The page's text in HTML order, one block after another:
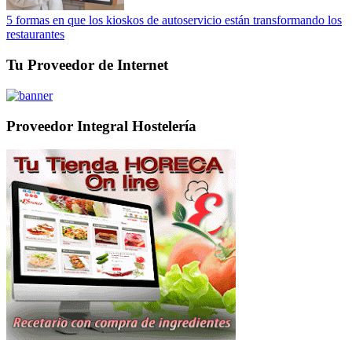
5 formas en que los kioskos de autoservicio están transformando los
restaurantes
Tu Proveedor de Internet
Proveedor Integral Hostelería